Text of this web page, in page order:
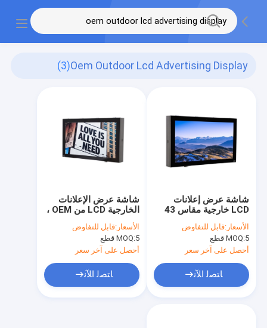
Oem Outdoor Lcd Advertising Display
(3)
شاشة عرض الإعلانات
الخارجية LCD من OEM ،
شاشة عرض رقمية مثبتة
بوصة
الأسعار:قابل للتفاوض
MOQ:5 قطع
أحصل على آخر سعر
ﺎﺘﺼﻟ ﺍﻶﻧ
شاشة عرض إعلانات
LCD خارجية مقاس 43
للافتات الرقمية LCD
ثانية
الأسعار:قابل للتفاوض
MOQ:5 قطع
أحصل على آخر سعر
ﺎﺘﺼﻟ ﺍﻶﻧ